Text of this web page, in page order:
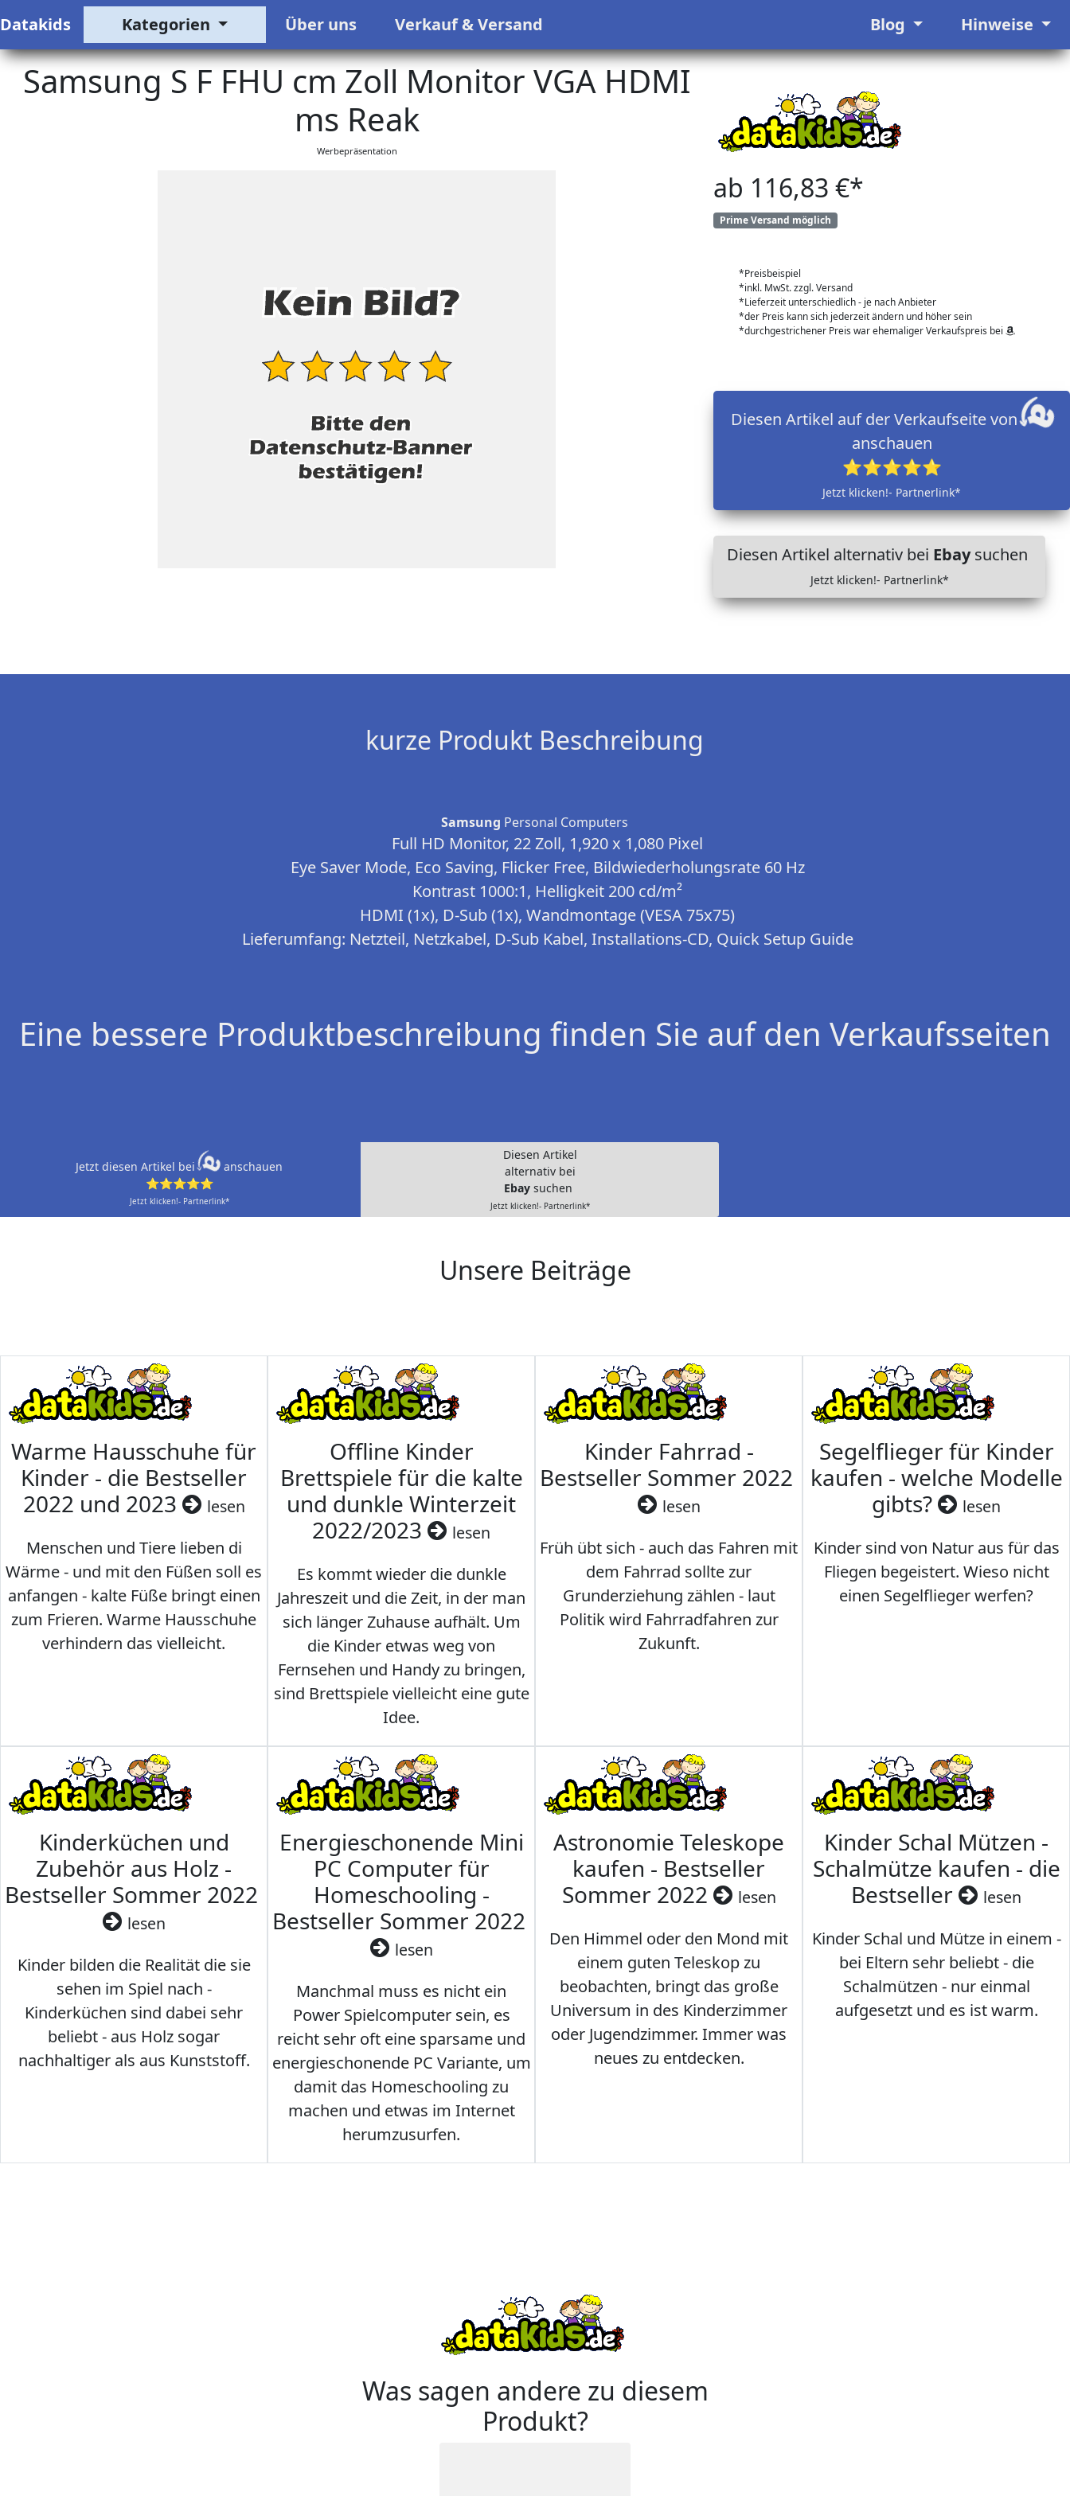
Datakids Kategorien Über uns Verkauf & Versand Blog Hinweise
Samsung S F FHU cm Zoll Monitor VGA HDMI
ms Reak
Werbepräsentation
ab 116,83 €*
Prime Versand möglich
*Preisbeispiel
*inkl. MwSt. zzgl. Versand
*Lieferzeit unterschiedlich - je nach Anbieter
*der Preis kann sich jederzeit ändern und höher sein
*durchgestrichener Preis war ehemaliger Verkaufspreis bei
Diesen Artikel auf der Verkaufseite von
anschauen
⭐⭐⭐⭐⭐
Jetzt klicken!- Partnerlink*
Diesen Artikel alternativ bei Ebaysuchen
Jetzt klicken!- Partnerlink*
kurze Produkt Beschreibung
Samsung Personal Computers
Full HD Monitor, 22 Zoll, 1,920 x 1,080 Pixel
Eye Saver Mode, Eco Saving, Flicker Free, Bildwiederholungsrate 60 Hz
Kontrast 1000:1, Helligkeit 200 cd/m²
HDMI (1x), D-Sub (1x), Wandmontage (VESA 75x75)
Lieferumfang: Netzteil, Netzkabel, D-Sub Kabel, Installations-CD, Quick Setup Guide
Eine bessere Produktbeschreibung finden Sie auf den Verkaufsseiten
Jetzt diesen Artikel bei
anschauen
⭐⭐⭐⭐⭐
Jetzt klicken!- Partnerlink*
Diesen Artikel
alternativ bei
Ebay suchen
Jetzt klicken!- Partnerlink*
Unsere Beiträge
Warme Hausschuhe für
Kinder - die Bestseller
2022 und 2023
lesen
Menschen und Tiere lieben di
Wärme - und mit den Füßen soll es
anfangen - kalte Füße bringt einen
zum Frieren. Warme Hausschuhe
verhindern das vielleicht.
Offline Kinder
Brettspiele für die kalte
und dunkle Winterzeit
2022/2023
lesen
Es kommt wieder die dunkle
Jahreszeit und die Zeit, in der man
sich länger Zuhause aufhält. Um
die Kinder etwas weg von
Fernsehen und Handy zu bringen,
sind Brettspiele vielleicht eine gute
Idee.
Kinder Fahrrad -
Bestseller Sommer 2022
lesen
Früh übt sich - auch das Fahren mit
dem Fahrrad sollte zur
Grunderziehung zählen - laut
Politik wird Fahrradfahren zur
Zukunft.
Segelflieger für Kinder
kaufen - welche Modelle
gibts?
lesen
Kinder sind von Natur aus für das
Fliegen begeistert. Wieso nicht
einen Segelflieger werfen?
Kinderküchen und
Zubehör aus Holz -
Bestseller Sommer 2022
lesen
Kinder bilden die Realität die sie
sehen im Spiel nach -
Kinderküchen sind dabei sehr
beliebt - aus Holz sogar
nachhaltiger als aus Kunststoff.
Energieschonende Mini
PC Computer für
Homeschooling -
Bestseller Sommer 2022
lesen
Manchmal muss es nicht ein
Power Spielcomputer sein, es
reicht sehr oft eine sparsame und
energieschonende PC Variante, um
damit das Homeschooling zu
machen und etwas im Internet
herumzusurfen.
Astronomie Teleskope
kaufen - Bestseller
Sommer 2022
lesen
Den Himmel oder den Mond mit
einem guten Teleskop zu
beobachten, bringt das große
Universum in des Kinderzimmer
oder Jugendzimmer. Immer was
neues zu entdecken.
Kinder Schal Mützen -
Schalmütze kaufen - die
Bestseller
lesen
Kinder Schal und Mütze in einem -
bei Eltern sehr beliebt - die
Schalmützen - nur einmal
aufgesetzt und es ist warm.
Was sagen andere zu diesem
Produkt?